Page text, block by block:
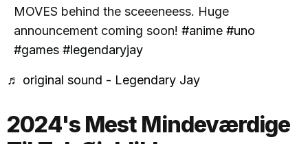
MOVES behind the sceeeneess. Huge
announcement coming soon! #anime #uno
#games #legendaryjay
♬ original sound - Legendary Jay
2024's Mest Mindeværdige